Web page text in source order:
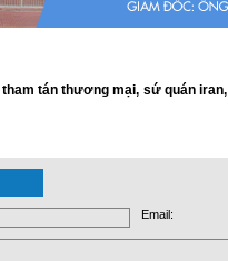
tham tán thương mại, sứ quán iran,
Email: